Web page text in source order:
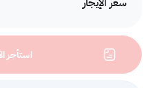
استأجر
Rent: BD 460 inclusive.